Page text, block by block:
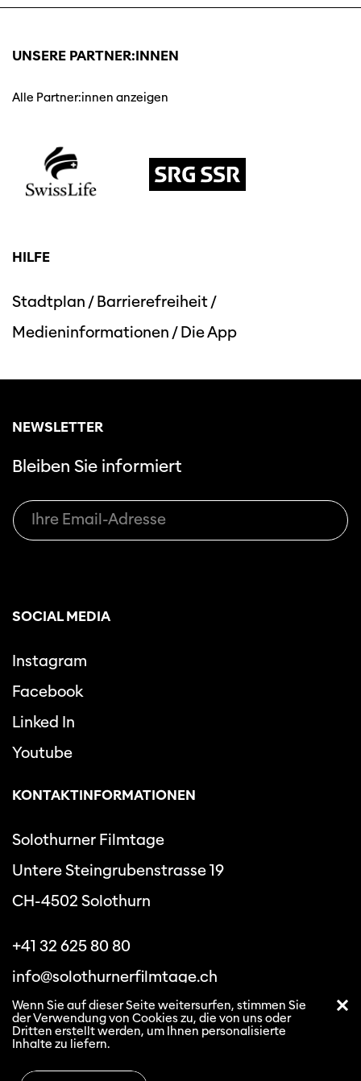
UNSERE PARTNER:INNEN
Alle Partner:innen anzeigen
HILFE
Stadtplan /Barrierefreiheit/
Medieninformationen /Die App
NEWSLETTER
Bleiben Sie informiert
SOCIAL MEDIA
Instagram
Facebook
Linked In
Youtube
KONTAKTINFORMATIONEN
Solothurner Filmtage
Untere Steingrubenstrasse 19
CH-4502 Solothurn
+41 32 625 80 80
info@solothurnerfilmtage.ch
Datenschutzbestimmungen
Wenn Sie auf dieser Seite weitersurfen, stimmen Sie
der Verwendung von Cookies zu, die von uns oder
Dritten erstellt werden, um Ihnen personalisierte
Inhalte zu liefern.